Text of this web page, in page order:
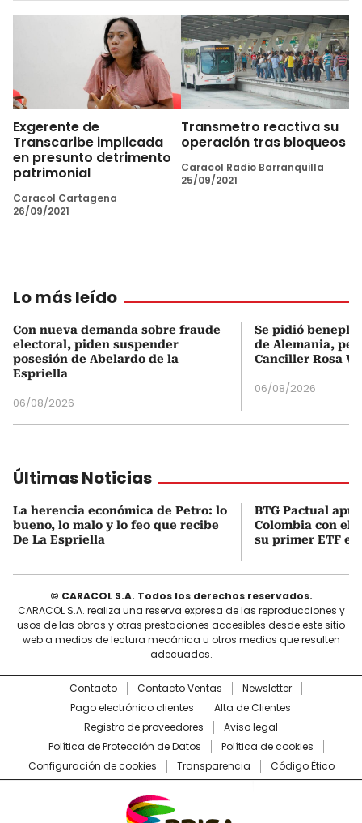
Exgerente de
Transcaribe implicada
en presunto detrimento
patrimonial
Caracol Cartagena
26/09/2021
Transmetro reactiva su
operación tras bloqueos
Caracol Radio Barranquilla
25/09/2021
Lo más leído
Con nueva demanda sobre fraude
electoral, piden suspender
posesión de Abelardo de la
Espriella
06/08/2026
Se pidió
de Alemania,
Canciller Rosa
06/08/2026
Últimas Noticias
La herencia económica de Petro: lo
bueno, lo malo y lo feo que recibe
De La Espriella
BTG Pactual
Colombia con el
su primer ETF
© CARACOL S.A. Todos los derechos reservados.
CARACOL S.A. realiza una reserva expresa de las reproducciones y
usos de las obras y otras prestaciones accesibles desde este sitio
web a medios de lectura mecánica u otros medios que resulten
adecuados.
Contacto Contacto Ventas
Newsletter
Pago electrónico clientes
Alta de Clientes
Registro de proveedores
Aviso legal
Política de Protección de Datos
Política de cookies
Configuración de cookies
Transparencia Código Ético